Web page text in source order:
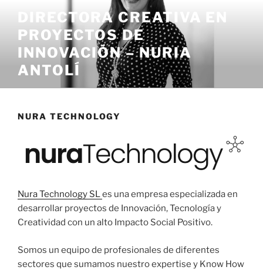
contenido
DIRECTORA CREATIVA EN
PROYECTOS DE
INNOVACIÓN – NURIA
ANTOLÍ
NURA TECHNOLOGY
Nura Technology SLes una empresa especializada en
desarrollar proyectos de Innovación, Tecnología y
Creatividad con un alto Impacto Social Positivo.
Somos un equipo de profesionales de diferentes
sectores que sumamos nuestro expertise y Know How